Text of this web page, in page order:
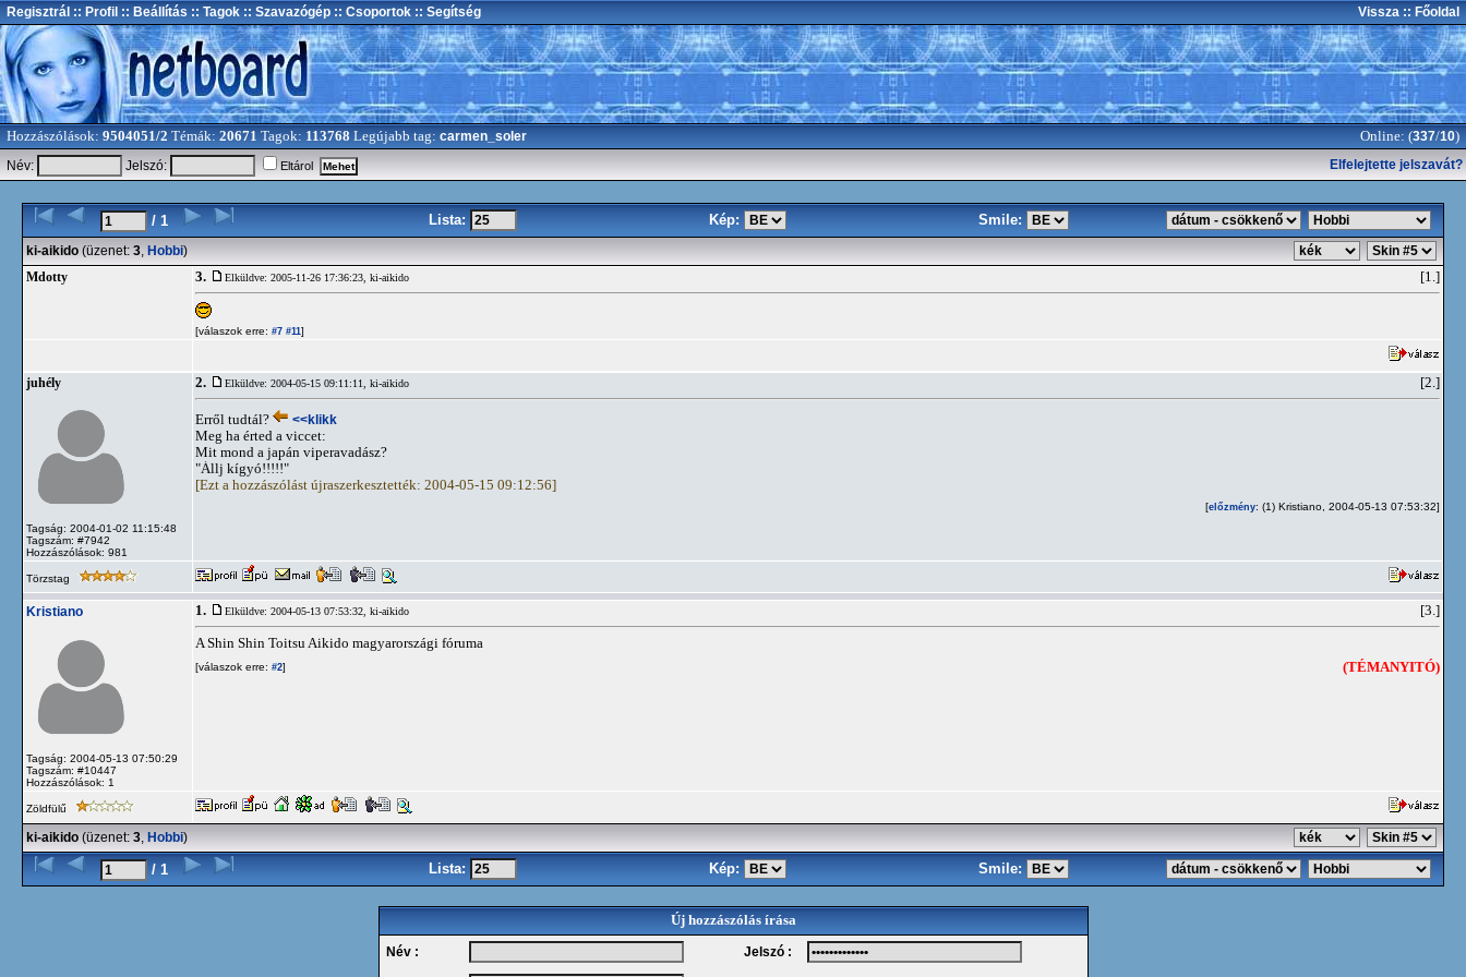
Regisztrál :: Profil :: Beállítás :: Tagok :: Szavazógép :: Csoportok :: Segítség Vissza :: Főoldal
Hozzászólások: 9504051/2 Témák: 20671 Tagok: 113768 Legújabb tag: carmen_soler Online: (337/10)
Név: Jelszó: Eltárol Elfelejtette jelszavát?
/ 1 Lista: Kép: Smile:
ki-aikido (üzenet: 3, Hobbi)
Mdotty 3. Elküldve: 2005-11-26 17:36:23, ki-aikido [1.]
[válaszok erre: #7 #11]
juhély
Tagság: 2004-01-02 11:15:48
Tagszám: #7942
Hozzászólások: 981
2. Elküldve: 2004-05-15 09:11:11, ki-aikido [2.]
Erről tudtál?
<<klikk
Meg ha érted a viccet:
Mit mond a japán viperavadász?
"Állj kígyó!!!!!"
[Ezt a hozzászólást újraszerkesztették: 2004-05-15 09:12:56]
[előzmény: (1) Kristiano, 2004-05-13 07:53:32]
Törzstag
Kristiano
Tagság: 2004-05-13 07:50:29
Tagszám: #10447
Hozzászólások: 1
1. Elküldve: 2004-05-13 07:53:32, ki-aikido [3.]
A Shin Shin Toitsu Aikido magyarországi fóruma
[válaszok erre: #2] (TÉMANYITÓ)
Zöldfülű
ki-aikido (üzenet: 3, Hobbi)
/ 1 Lista: Kép: Smile:
Új hozzászólás írása
Név : Jelszó :